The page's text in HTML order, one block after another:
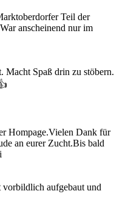
Teil der
anscheinend nur im
Macht Spaß drin zu stöbern.
Hompage.Vielen Dank für
an eurer Zucht.Bis bald
vorbildlich aufgebaut und